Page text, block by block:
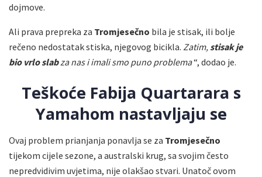
dojmove.
Ali prava prepreka za Tromjesečno bila je stisak, ili bolje
rečeno nedostatak stiska, njegovog bicikla. Zatim, stisak je
bio vrlo slabza nas i imali smo puno problema“, dodao je.
Teškoće Fabija Quartarara s
Yamahom nastavljaju se
Ovaj problem prianjanja ponavlja se za Tromjesečno
tijekom cijele sezone, a australski krug, sa svojim često
nepredvidivim uvjetima, nije olakšao stvari. Unatoč ovom